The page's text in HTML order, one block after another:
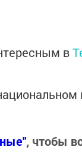
в
, чтобы